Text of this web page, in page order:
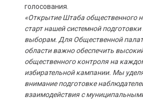
голосования.
«Открытие Штаба общественного
старт нашей системной
выборам. Для Общественной
области важно обеспечить
общественного контроля на
избирательной кампании. Мы
внимание подготовке
взаимодействия с